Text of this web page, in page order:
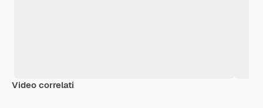
Video correlati